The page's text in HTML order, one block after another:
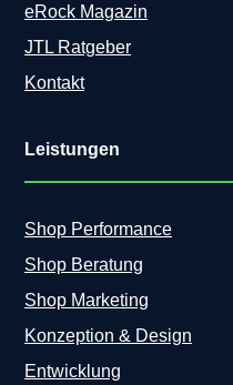
eRock Magazin
JTL Ratgeber
Kontakt
Leistungen
Shop Performance
Shop Beratung
Shop Marketing
Konzeption & Design
Entwicklung